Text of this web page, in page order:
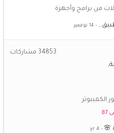
من برامج وأجهزة
الكميبوتر
34853 مشاركات
🌸